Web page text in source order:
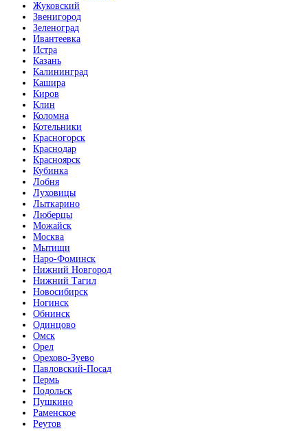
Жуковский
Звенигород
Зеленоград
Ивантеевка
Истра
Казань
Калининград
Кашира
Киров
Клин
Коломна
Котельники
Красногорск
Краснодар
Красноярск
Кубинка
Лобня
Луховицы
Лыткарино
Люберцы
Можайск
Москва
Мытищи
Наро-Фоминск
Нижний Новгород
Нижний Тагил
Новосибирск
Ногинск
Обнинск
Одинцово
Омск
Орел
Орехово-Зуево
Павловский-Посад
Пермь
Подольск
Пушкино
Раменское
Реутов